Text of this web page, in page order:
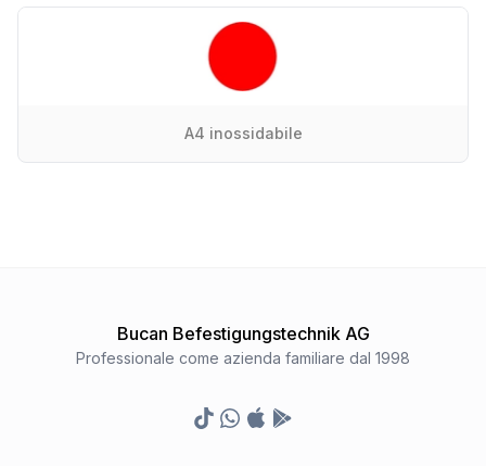
A4 inossidabile
Bucan Befestigungstechnik AG
Professionale come azienda familiare dal 1998
TikTokWhatsapp
Appstore
Google Play Store